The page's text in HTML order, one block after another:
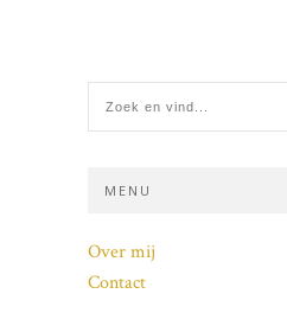
MENU
Over mij
Contact